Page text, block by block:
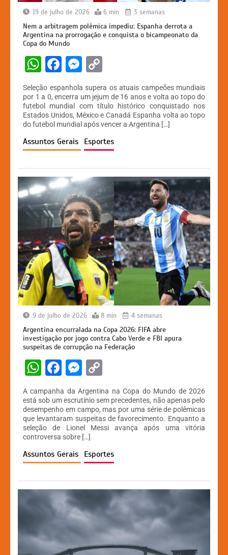
19 de julho de 2026 6 min 3 semanas
Nem a arbitragem polêmica impediu: Espanha derrota a
Argentina na prorrogação e conquista o bicampeonato da
Copa do Mundo
W
h
at
s
A
p
F
a
c
e
b
o
k
M
s
s
e
n
er
p
y
Li
n
Seleção espanhola supera os atuais campeões mundiais
por 1 a 0, encerra um jejum de 16 anos e volta ao topo do
futebol mundial com título histórico conquistado nos
Estados Unidos, México e Canadá Espanha volta ao topo
do futebol mundial após vencer a Argentina […]
Assuntos Gerais Esportes
9 de julho de 2026 8 min 4 semanas
Argentina encurralada na Copa 2026: FIFA abre
investigação por jogo contra Cabo Verde e FBI apura
suspeitas de corrupção na Federação
W
at
s
A
p
p
F
a
c
e
b
o
o
k
M
s
s
e
n
g
er
p
y
Li
n
k
A campanha da Argentina na Copa do Mundo de 2026
está sob um escrutínio sem precedentes, não apenas pelo
desempenho em campo, mas por uma série de polêmicas
que levantaram suspeitas de favorecimento. Enquanto a
seleção de Lionel Messi avança após uma vitória
controversa sobre […]
Assuntos Gerais Esportes